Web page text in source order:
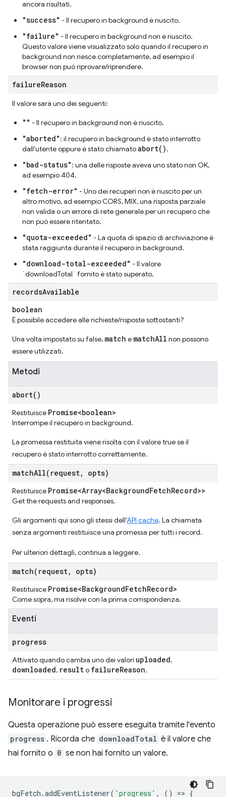
ancora risultati.
"success" - Il recupero in background è riuscito.
"failure" - Il recupero in background non è riuscito.
Questo valore viene visualizzato solo quando il recupero in
background non riesce completamente, ad esempio il
browser non può riprovare/riprendere.
failureReason
Il valore sarà uno dei seguenti:
"" - Il recupero in background non è riuscito.
"aborted": il recupero in background è stato interrotto
dall'utente oppure è stato chiamatoabort().
"bad-status": una delle risposte aveva uno stato non OK,
ad esempio 404.
"fetch-error" - Uno dei recuperi non è riuscito per un
altro motivo, ad esempio CORS, MIX, una risposta parziale
non valida o un errore di rete generale per un recupero che
non può essere ritentato.
"quota-exceeded" - La quota di spazio di archiviazione è
stata raggiunta durante il recupero in background.
"download-total-exceeded" - Il valore
`downloadTotal` fornito è stato superato.
recordsAvailable
boolean
È possibile accedere alle richieste/risposte sottostanti?
Una volta impostato su false, match e matchAll non possono
essere utilizzati.
Metodi
abort( )
Restituisce Promise<boolean>
Interrompe il recupero in background.
La promessa restituita viene risolta con il valore true se il
recupero è stato interrotto correttamente.
matchAll( request, opts)
Restituisce Promise<Array<BackgroundFetchRecord>>
Get the requests and responses.
Gli argomenti qui sono gli stessi dell'API cache. La chiamata
senza argomenti restituisce una promessa per tutti i record.
Per ulteriori dettagli, continua a leggere.
match( request, opts)
Restituisce Promise<BackgroundFetchRecord>
Come sopra, ma risolve con la prima corrispondenza.
Eventi
progress
Attivato quando cambia uno dei valori uploaded,
downloaded, resulto failureReason.
Monitorare i progressi
Questa operazione può essere eseguita tramite l'evento
progress . Ricorda che downloadTotal è il valore che
hai fornito o 0 se non hai fornito un valore.
bgFetch .addEventListener( 'progress' , () => {